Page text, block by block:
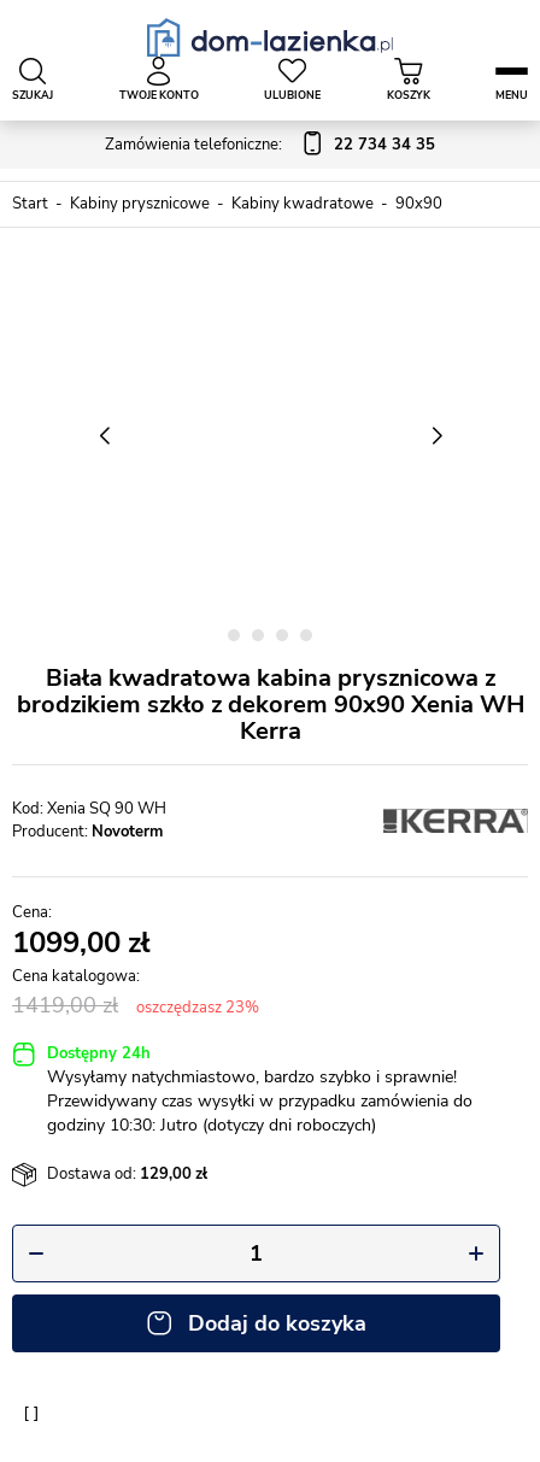
Zamówienia telefoniczne: 22 734 34 35
SZUKAJ TWOJE KONTO ULUBIONE KOSZYK MENU
Start Kabiny prysznicowe Kabiny kwadratowe 90x90
Biała kwadratowa kabina prysznicowa z
brodzikiem szkło z dekorem 90x90 Xenia WH
Kerra
Xenia SQ 90 WH
Producent: Novoterm
1099,00
1419,00 oszczędzasz 23%
Dostępny 24h
Wysyłamy natychmiastowo, bardzo szybko i sprawnie!
Przewidywany czas wysyłki w przypadku zamówienia do
godziny 10:30: Jutro (dotyczy dni roboczych)
Dostawa od: 129,00
Dodaj do koszyka